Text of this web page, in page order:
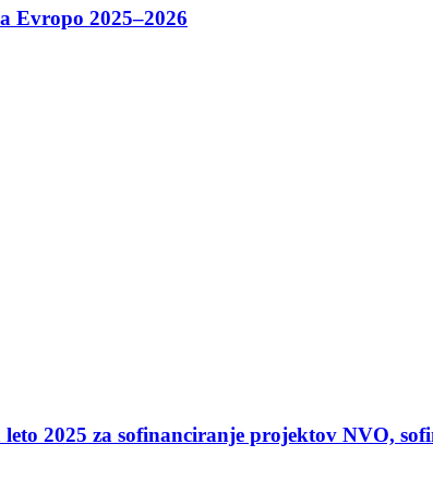
Evropo 2025–2026
2025 za sofinanciranje projektov NVO,